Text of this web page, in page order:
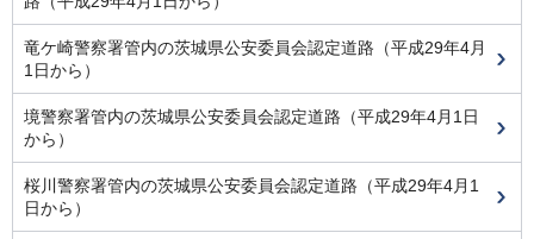
竜ケ崎警察署管内の茨城県公安委員会認定道路（平成29年4月
1日から）
境警察署管内の茨城県公安委員会認定道路（平成29年4月1日
から）
桜川警察署管内の茨城県公安委員会認定道路（平成29年4月1
日から）